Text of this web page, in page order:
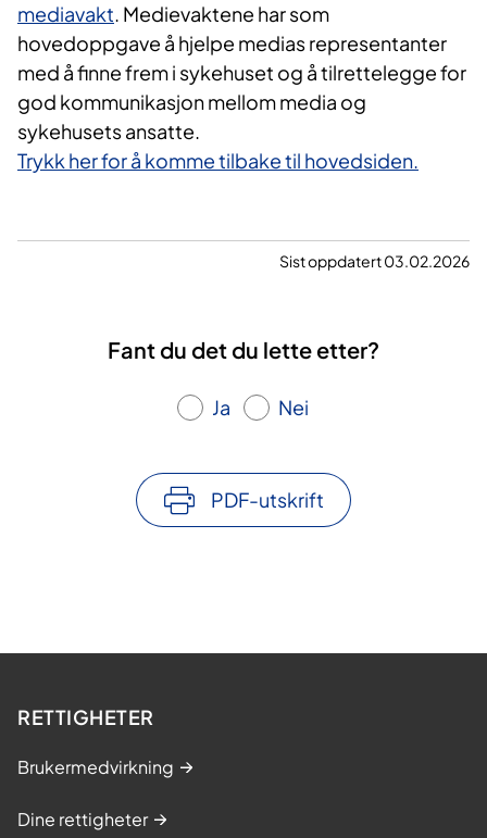
mediavakt. Medievaktene har som
hovedoppgave å hjelpe medias representanter
med å finne frem i sykehuset og å tilrettelegge for
god kommunikasjon mellom media og
sykehusets ansatte.
Trykk her for å komme tilbake til hovedsiden.
Sist oppdatert 03.02.2026
Fant du det du lette etter?
Ja Nei
PDF-utskrift
RETTIGHETER
Brukermedvirkning
Dine rettigheter